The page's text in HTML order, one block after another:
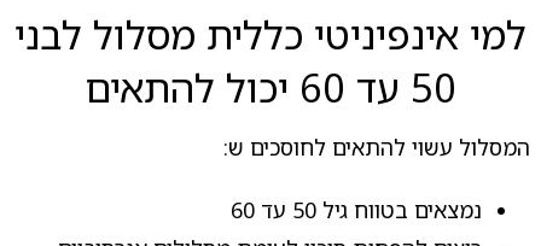
למי אינפיניטי כללית מסלול לבני
50 עד 60 יכול להתאים
המסלול עשוי להתאים לחוסכים ש:
נמצאים בטווח גיל 50 עד 60